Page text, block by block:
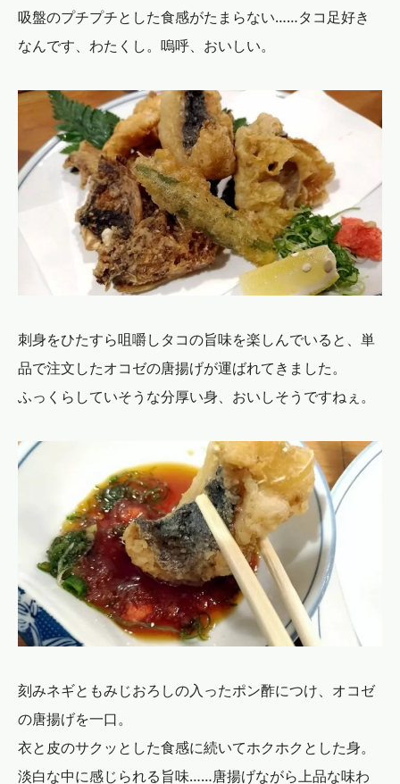
吸盤のプチプチとした食感がたまらない……タコ足好き
なんです、わたくし。嗚呼、おいしい。
刺身をひたすら咀嚼しタコの旨味を楽しんでいると、単
品で注文したオコゼの唐揚げが運ばれてきました。
ふっくらしていそうな分厚い身、おいしそうですねぇ。
刻みネギともみじおろしの入ったポン酢につけ、オコゼ
の唐揚げを一口。
衣と皮のサクッとした食感に続いてホクホクとした身。
淡白な中に感じられる旨味……唐揚げながら上品な味わ